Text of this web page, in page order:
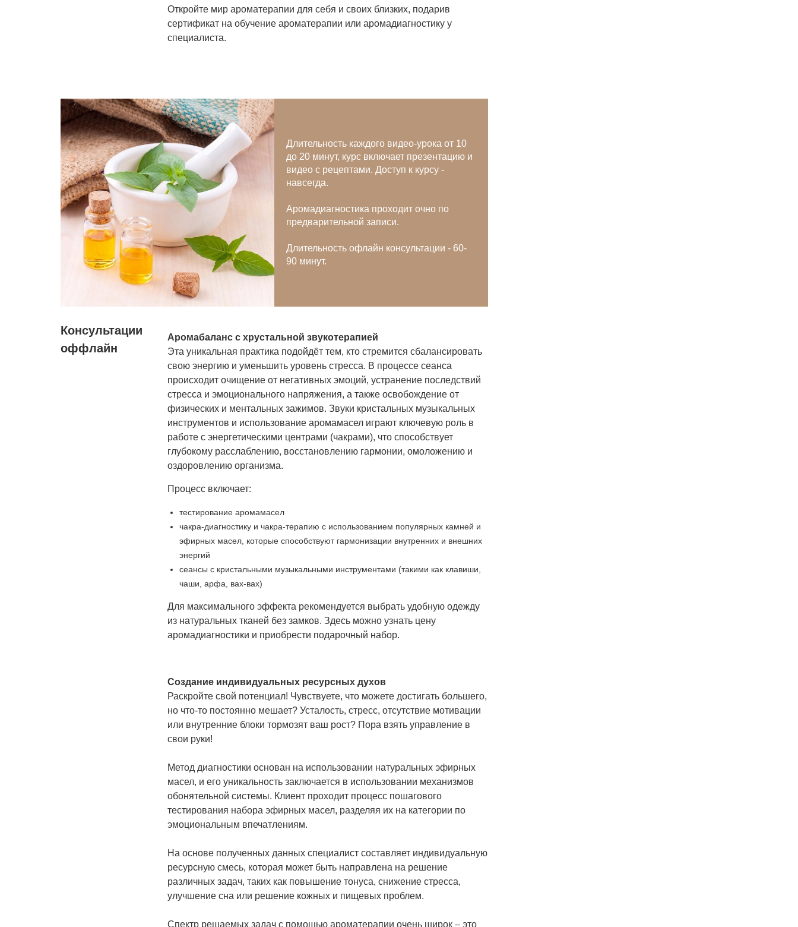
Откройте мир ароматерапии для себя и своих близких, подарив
сертификат на обучение ароматерапии или аромадиагностику у
специалиста.
Длительность каждого видео-урока от 10
до 20 минут, курс включает презентацию и
видео с рецептами. Доступ к курсу -
навсегда.
Аромадиагностика проходит очно по
предварительной записи.
Длительность офлайн консультации - 60-
90 минут.
Консультации
оффлайн
Аромабаланс с хрустальной звукотерапией
Эта уникальная практика подойдёт тем, кто стремится сбалансировать
свою энергию и уменьшить уровень стресса. В процессе сеанса
происходит очищение от негативных эмоций, устранение последствий
стресса и эмоционального напряжения, а также освобождение от
физических и ментальных зажимов. Звуки кристальных музыкальных
инструментов и использование аромамасел играют ключевую роль в
работе с энергетическими центрами (чакрами), что способствует
глубокому расслаблению, восстановлению гармонии, омоложению и
оздоровлению организма.
Процесс включает:
тестирование аромамасел
чакра-диагностику и чакра-терапию с использованием популярных камней и
эфирных масел, которые способствуют гармонизации внутренних и внешних
энергий
сеансы с кристальными музыкальными инструментами (такими как клавиши,
чаши, арфа, вах-вах)
Для максимального эффекта рекомендуется выбрать удобную одежду
из натуральных тканей без замков. Здесь можно узнать цену
аромадиагностики и приобрести подарочный набор.
Создание индивидуальных ресурсных духов
Раскройте свой потенциал! Чувствуете, что можете достигать большего,
но что-то постоянно мешает? Усталость, стресс, отсутствие мотивации
или внутренние блоки тормозят ваш рост? Пора взять управление в
свои руки!
Метод диагностики основан на использовании натуральных эфирных
масел, и его уникальность заключается в использовании механизмов
обонятельной системы. Клиент проходит процесс пошагового
тестирования набора эфирных масел, разделяя их на категории по
эмоциональным впечатлениям.
На основе полученных данных специалист составляет индивидуальную
ресурсную смесь, которая может быть направлена на решение
различных задач, таких как повышение тонуса, снижение стресса,
улучшение сна или решение кожных и пищевых проблем.
Спектр решаемых задач с помощью ароматерапии очень широк – это